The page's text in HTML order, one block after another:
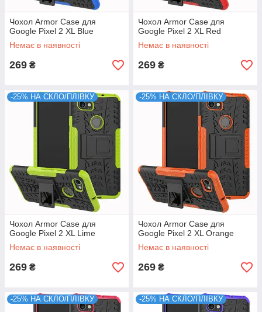
Чохол Armor Case для
Google Pixel 2 XL Blue
Немає в наявності
269 ₴
Чохол Armor Case для
Google Pixel 2 XL Red
Немає в наявності
269 ₴
-25% НА СКЛО/ПЛІВКУ
Чохол Armor Case для
Google Pixel 2 XL Lime
Немає в наявності
269 ₴
-25% НА СКЛО/ПЛІВКУ
Чохол Armor Case для
Google Pixel 2 XL Orange
Немає в наявності
269 ₴
-25% НА СКЛО/ПЛІВКУ -25% НА СКЛО/ПЛІВКУ